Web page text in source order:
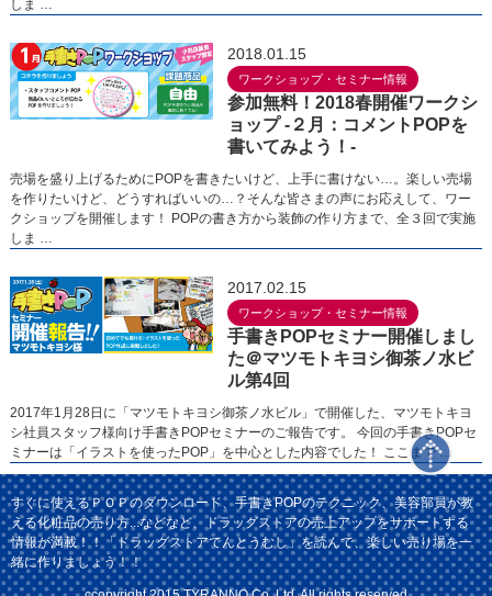
しま …
2018.01.15
ワークショップ・セミナー情報
参加無料！2018春開催ワークシ
ョップ -２月：コメントPOPを
書いてみよう！-
売場を盛り上げるためにPOPを書きたいけど、上手に書けない…。楽しい売場
を作りたいけど、どうすればいいの…？そんな皆さまの声にお応えして、ワー
クショップを開催します！ POPの書き方から装飾の作り方まで、全３回で実施
しま …
2017.02.15
ワークショップ・セミナー情報
手書きPOPセミナー開催しまし
た＠マツモトキヨシ御茶ノ水ビ
ル第4回
2017年1月28日に「マツモトキヨシ御茶ノ水ビル」で開催した、マツモトキヨ
シ社員スタッフ様向け手書きPOPセミナーのご報告です。 今回の手書きPOPセ
ミナーは「イラストを使ったPOP」を中心とした内容でした！ ここまで …
すぐに使えるＰＯＰのダウンロード、手書きPOPのテクニック、美容部員が教
える化粧品の売り方...などなど、ドラッグストアの売上アップをサポートする
情報が満載！！「ドラッグストアてんとうむし」を読んで、楽しい売り場を一
緒に作りましょう！！